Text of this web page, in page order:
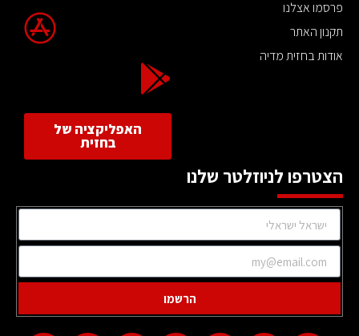
פרסמו אצלנו
תקנון האתר
אודות בחזית מדיה
האפליקציה של
בחזית
הצטרפו לניוזלטר שלנו
הרשמו